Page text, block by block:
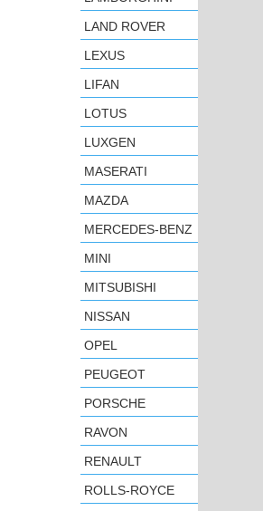
LAND ROVER
LEXUS
LIFAN
LOTUS
LUXGEN
MASERATI
MAZDA
MERCEDES-BENZ
MINI
MITSUBISHI
NISSAN
OPEL
PEUGEOT
PORSCHE
RAVON
RENAULT
ROLLS-ROYCE